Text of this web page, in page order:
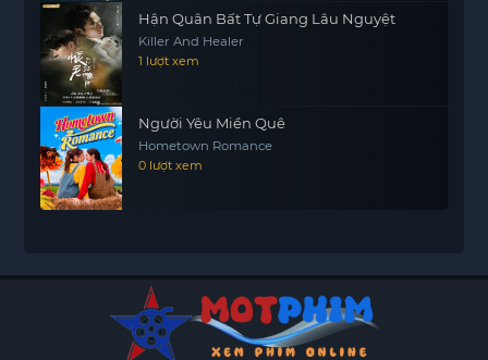
Hận Quân Bất Tự Giang Lâu Nguyệt
Killer And Healer
1 lượt xem
Người Yêu Miền Quê
Hometown Romance
0 lượt xem